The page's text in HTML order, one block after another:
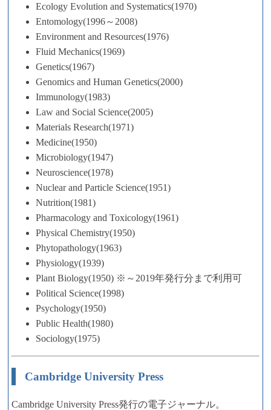
Ecology Evolution and Systematics(1970)
Entomology(1996～2008)
Environment and Resources(1976)
Fluid Mechanics(1969)
Genetics(1967)
Genomics and Human Genetics(2000)
Immunology(1983)
Law and Social Science(2005)
Materials Research(1971)
Medicine(1950)
Microbiology(1947)
Neuroscience(1978)
Nuclear and Particle Science(1951)
Nutrition(1981)
Pharmacology and Toxicology(1961)
Physical Chemistry(1950)
Phytopathology(1963)
Physiology(1939)
Plant Biology(1950) ※～2019年発行分まで利用可
Political Science(1998)
Psychology(1950)
Public Health(1980)
Sociology(1975)
Cambridge University Press
Cambridge University Press発行の電子ジャーナル。